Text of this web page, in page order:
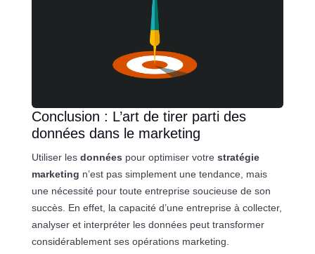
Conclusion : L’art de tirer parti des
données dans le marketing
Utiliser les données pour optimiser votre stratégie
marketing n’est pas simplement une tendance, mais
une nécessité pour toute entreprise soucieuse de son
succès. En effet, la capacité d’une entreprise à collecter,
analyser et interpréter les données peut transformer
considérablement ses opérations marketing.